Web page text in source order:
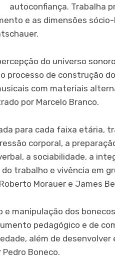
autoconfiança. Trabalha
e as dimensões
do universo
processo de construção
com materiais
por Marcelo Branco.
para cada faixa etária,
corporal, a
a sociabilidade, a
trabalho e vivência em
Morauer e James
e manipulação dos
pedagógico e de
além de desenvolver
Boneco.